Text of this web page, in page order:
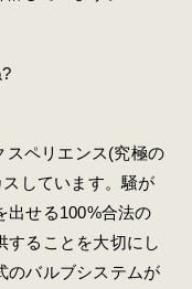
スペリエンス(究極の
しています。騒が
出せる100%合法の
することを大切にし
のバルブシステムが